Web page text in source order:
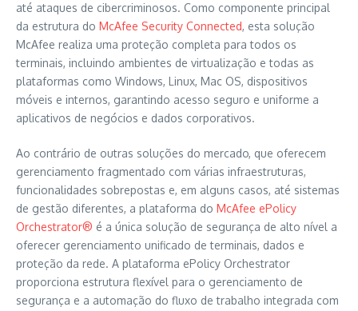
até ataques de cibercriminosos. Como componente principal
da estrutura do McAfee Security Connected, esta solução
McAfee realiza uma proteção completa para todos os
terminais, incluindo ambientes de virtualização e todas as
plataformas como Windows, Linux, Mac OS, dispositivos
móveis e internos, garantindo acesso seguro e uniforme a
aplicativos de negócios e dados corporativos.
Ao contrário de outras soluções do mercado, que oferecem
gerenciamento fragmentado com várias infraestruturas,
funcionalidades sobrepostas e, em alguns casos, até sistemas
de gestão diferentes, a plataforma do McAfee ePolicy
Orchestrator® é a única solução de segurança de alto nível a
oferecer gerenciamento unificado de terminais, dados e
proteção da rede. A plataforma ePolicy Orchestrator
proporciona estrutura flexível para o gerenciamento de
segurança e a automação do fluxo de trabalho integrada com